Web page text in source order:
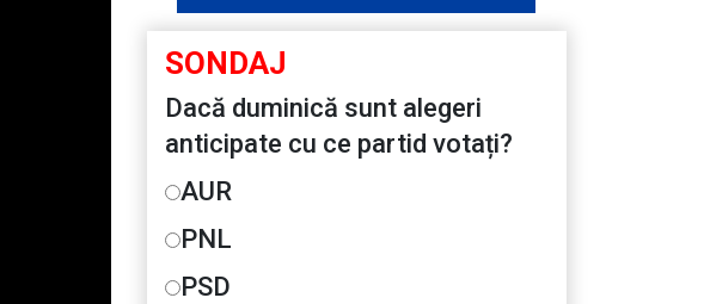
SONDAJ
Dacă duminică sunt alegeri
anticipate cu ce partid votați?
AUR
PNL
PSD